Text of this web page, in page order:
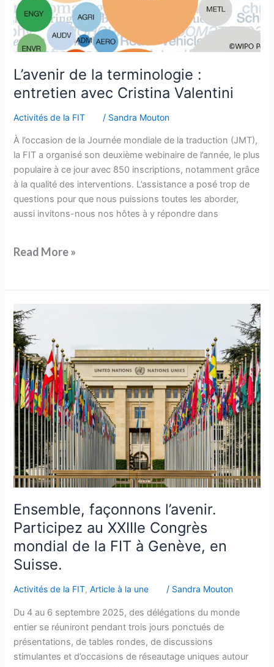
L’avenir de la terminologie :
entretien avec Cristina Valentini
Activités de la FIT / Sandra Mouton
À l’occasion de la Journée mondiale de la traduction (JMT),
la FIT a organisé son deuxième webinaire de l’année, le plus
populaire à ce jour avec 850 inscriptions, notamment grâce
à la qualité des interventions. L’assistance a posé trop de
questions pour que nous puissions toutes les aborder,
aussi invitons-nous nos hôtes à y répondre dans
Read More »
Ensemble, façonnons l’avenir.
Participez au XXIIIe Congrès
mondial de la FIT à Genève, en
Suisse.
Activités de la FIT,Article à la une / Sandra Mouton
Du 4 au 6 septembre 2025, des délégations du monde
entier se réuniront pendant trois jours ponctués de
présentations, de tables rondes, de discussions
stimulantes et d’occasions de réseautage uniques autour
Ensemble,
façonnons
l’avenir.
Participez
au
XXIIIe
Congrès
mondial
de
la
FIT
à
Genève,
en
Suisse.